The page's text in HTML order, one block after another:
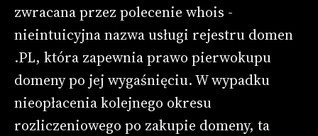
zwracana przez polecenie whois -
nieintuicyjna nazwa usługi rejestru domen
.PL, która zapewnia prawo pierwokupu
domeny po jej wygaśnięciu. W wypadku
nieopłacenia kolejnego okresu
rozliczeniowego po zakupie domeny, ta